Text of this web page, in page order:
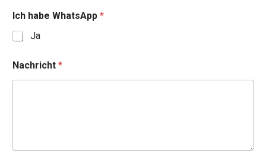
Ich habe WhatsApp *
Ja
Nachricht *